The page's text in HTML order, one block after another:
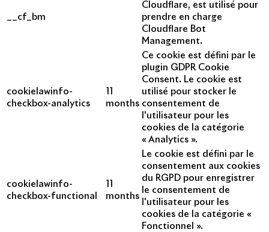
__cf_bm
Cloudflare, est utilisé pour
prendre en charge
Cloudflare Bot
Management.
cookielawinfo-
checkbox-analytics
months
Ce cookie est défini par le
plugin GDPR Cookie
Consent. Le cookie est
utilisé pour stocker le
consentement de
l'utilisateur pour les
cookies de la catégorie
« Analytics ».
cookielawinfo-
checkbox-functional
months
Le cookie est défini par le
consentement aux cookies
du RGPD pour enregistrer
le consentement de
l'utilisateur pour les
cookies de la catégorie «
Fonctionnel ».